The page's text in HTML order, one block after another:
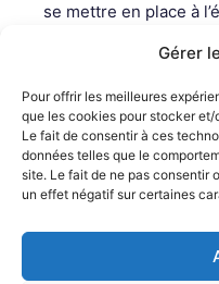
Gérer
Pour offrir les meilleures
que les cookies pour stocker
Le fait de consentir à ces
données telles que le
site. Le fait de ne pas consentir
un effet négatif sur certaines
se mettre en place à
être reconnus élèves
Par ailleurs,
mis en place afin de
élèves.
API Lunch